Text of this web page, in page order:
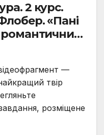
2 курс.
«Пані
романтичних
романі «Пані
Емми
Г. Флобера.
Боварізм як
—
твір
розміщене